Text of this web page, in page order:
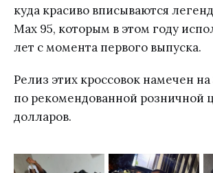
куда красиво вписываются
Max 95, которым в этом году
лет с момента первого выпуска.
Релиз этих кроссовок намечен
по рекомендованной розничной
долларов.